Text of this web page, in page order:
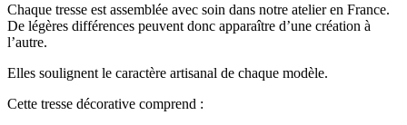
Chaque tresse est assemblée avec soin dans notre atelier en France.
De légères différences peuvent donc apparaître d’une création à
l’autre.
Elles soulignent le caractère artisanal de chaque modèle.
Cette tresse décorative comprend :